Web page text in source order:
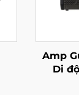
Amp
Di